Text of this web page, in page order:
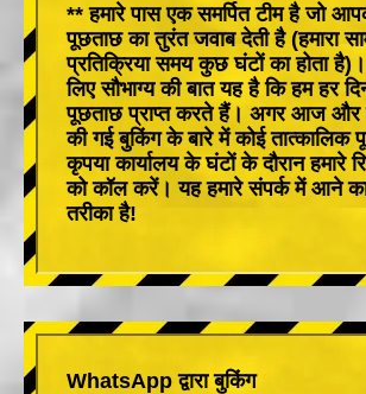
** हमारे पास एक समर्पित टीम है जो
पूछताछ का तुरंत जवाब देती है (हमारा
प्रतिक्रिया समय कुछ घंटों का होता
लिए सौभाग्य की बात यह है कि हम हर
पूछताछ प्राप्त करते हैं। अगर आज और
की गई बुकिंग के बारे में कोई तात्कालिक
कृपया कार्यालय के घंटों के दौरान हमारे
को कॉल करें। यह हमारे संपर्क में आने
तरीका है!
WhatsApp द्वारा बुकिंग